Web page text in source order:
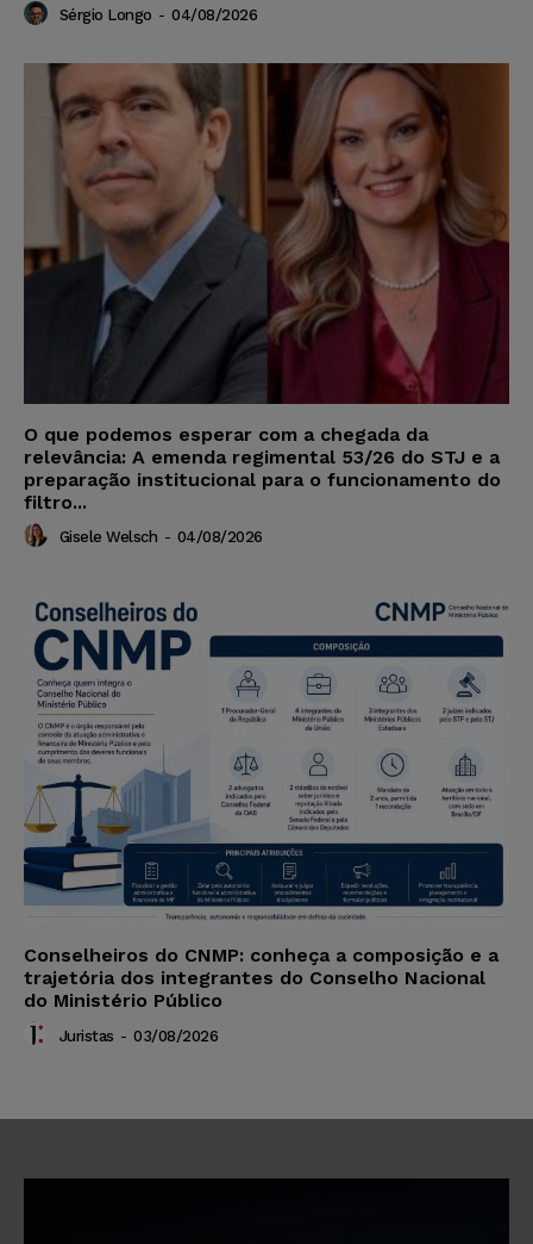
Sérgio Longo - 04/08/2026
O que podemos esperar com a chegada da
relevância: A emenda regimental 53/26 do STJ e a
preparação institucional para o funcionamento do
filtro...
Gisele Welsch - 04/08/2026
Conselheiros do CNMP: conheça a composição e a
trajetória dos integrantes do Conselho Nacional
do Ministério Público
Juristas - 03/08/2026